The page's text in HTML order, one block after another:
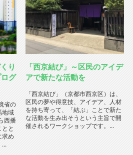
り
グ
省の
地域
西播
と
求め
...
「西京結び」～区民のアイデ
アで新たな活動を
「西京結び」（京都市西京区）は、
区民の夢や得意技、アイデア、人材
を持ち寄って、「結ぶ」ことで新た
な活動を生み出そうという主旨で開
催されるワークショップです。...